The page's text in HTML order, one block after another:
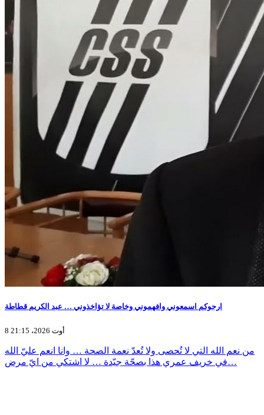
ارجوكم اسمعوني وافهموني وخاصة لا تؤاخذوني … عبد الكريم قطاطة
8 أوت 2026، 21:15
من نعم الله التي لا تُحصى ولا تُعدّ نعمة الصحة … وانا انعم عليّ الله
في خريف عمري هذا بصحّة جيّدة … لا اشتكي من ايّ مرض…